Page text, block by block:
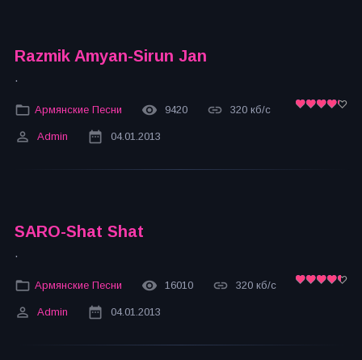
Razmik Amyan-Sirun Jan
.
Армянские Песни 9420 320 кб/с
Admin 04.01.2013
SARO-Shat Shat
.
Армянские Песни 16010 320 кб/с
Admin 04.01.2013